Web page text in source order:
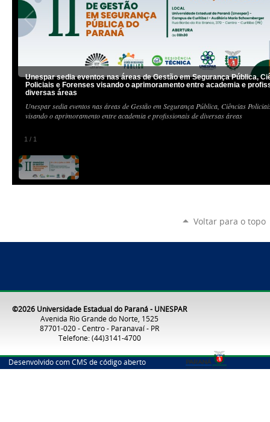
1 / 1
Unespar sedia eventos nas áreas de Gestão em Segurança Pública,
Policiais e Forenses visando o aprimoramento entre academia e
diversas áreas
Unespar sedia eventos nas áreas de Gestão em Segurança Pública, Ciências
visando o aprimoramento entre academia e profissionais de diversas áreas
Voltar para o topo
©2026 Universidade Estadual do Paraná - UNESPAR
Avenida Rio Grande do Norte, 1525
87701-020 - Centro - Paranavaí - PR
Telefone: (44)3141-4700
Desenvolvido com CMS de código aberto